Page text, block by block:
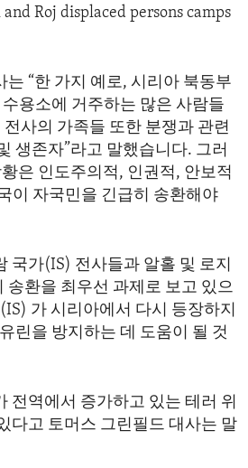
Roj displaced persons camps
는 “한 가지 예로, 시리아 북동부
용소에 거주하는 많은 사람들
사의 가족들 또한 분쟁과 관련
생존자”라고 말했습니다. 그러
은 인도주의적, 인권적, 안보적
이 자국민을 긴급히 송환해야
국가(IS) 전사들과 알홀 및 로지
송환을 최우선 과제로 보고 있으
가 시리아에서 다시 등장하지
린을 방지하는 데 도움이 될 것
전역에서 증가하고 있는 테러 위
다고 토머스 그린필드 대사는 말